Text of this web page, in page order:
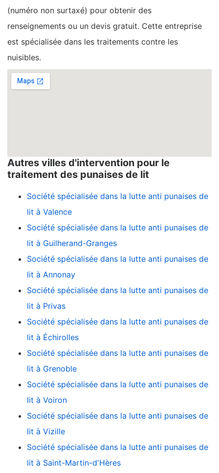
(numéro non surtaxé) pour obtenir des
renseignements ou un devis gratuit. Cette entreprise
est spécialisée dans les traitements contre les
nuisibles.
Autres villes d'intervention pour le
traitement des punaises de lit
Société spécialisée dans la lutte anti punaises de
lit à Valence
Société spécialisée dans la lutte anti punaises de
lit à Guilherand-Granges
Société spécialisée dans la lutte anti punaises de
lit à Annonay
Société spécialisée dans la lutte anti punaises de
lit à Privas
Société spécialisée dans la lutte anti punaises de
lit à Échirolles
Société spécialisée dans la lutte anti punaises de
lit à Grenoble
Société spécialisée dans la lutte anti punaises de
lit à Voiron
Société spécialisée dans la lutte anti punaises de
lit à Vizille
Société spécialisée dans la lutte anti punaises de
lit à Saint-Martin-d'Hères